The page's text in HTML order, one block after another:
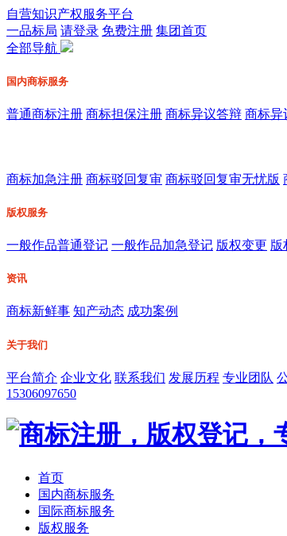
自营知识产权服务平台
一品标局 请登录 免费注册 集团首页
全部导航
国内商标服务
普通商标注册 商标担保注册 商标异议答辩 商标异
商标加急注册 商标驳回复审 商标驳回复审无忧版
版权服务
一般作品普通登记 一般作品加急登记 版权变更 版
资讯
商标新鲜事 知产动态 成功案例
关于我们
平台简介 企业文化 联系我们 发展历程 专业团队
15306097650
首页
国内商标服务
国际商标服务
版权服务